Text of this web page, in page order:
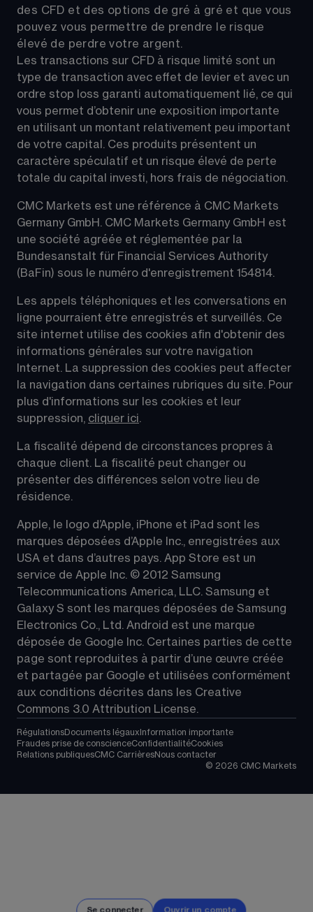
Se connecter Ouvrir un compte
des CFD et des options de gré à gré et que vous
pouvez vous permettre de prendre le risque
élevé de perdre votre argent.
Les transactions sur CFD à risque limité sont un
type de transaction avec effet de levier et avec un
ordre stop loss garanti automatiquement lié, ce qui
vous permet d’obtenir une exposition importante
en utilisant un montant relativement peu important
de votre capital. Ces produits présentent un
caractère spéculatif et un risque élevé de perte
totale du capital investi, hors frais de négociation.
CMC Markets est une référence à CMC Markets
Germany GmbH. CMC Markets Germany GmbH est
une société agréée et réglementée par la
Bundesanstalt für Financial Services Authority
(BaFin) sous le numéro d'enregistrement 154814.
Les appels téléphoniques et les conversations en
ligne pourraient être enregistrés et surveillés. Ce
site internet utilise des cookies afin d'obtenir des
informations générales sur votre navigation
Internet. La suppression des cookies peut affecter
la navigation dans certaines rubriques du site. Pour
plus d'informations sur les cookies et leur
suppression, cliquer ici.
La fiscalité dépend de circonstances propres à
chaque client. La fiscalité peut changer ou
présenter des différences selon votre lieu de
résidence.
Apple, le logo d’Apple, iPhone et iPad sont les
marques déposées d’Apple Inc., enregistrées aux
USA et dans d’autres pays. App Store est un
service de Apple Inc. © 2012 Samsung
Telecommunications America, LLC. Samsung et
Galaxy S sont les marques déposées de Samsung
Electronics Co., Ltd. Android est une marque
déposée de Google Inc. Certaines parties de cette
page sont reproduites à partir d’une œuvre créée
et partagée par Google et utilisées conformément
aux conditions décrites dans les Creative
Commons 3.0 Attribution License.
RégulationsDocuments légaux Information importante
Fraudes prise de conscienceConfidentialitéCookies
Relations publiquesCMC CarrièresNous contacter
© 2026 CMC Markets